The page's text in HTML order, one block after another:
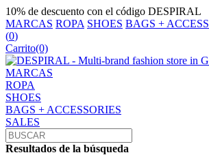
10% de descuento con el código DESPIRAL
MARCAS ROPA SHOES BAGS +
(0)
Carrito(0)
MARCAS
ROPA
SHOES
BAGS + ACCESSORIES
SALES
Resultados de la búsqueda